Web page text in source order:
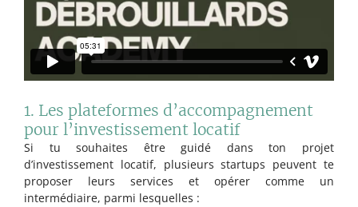
1. Les plateformes d’accompagnement
pour l’investissement locatif
Si tu souhaites être guidé dans ton projet
d’investissement locatif, plusieurs startups peuvent te
proposer leurs services et opérer comme un
intermédiaire, parmi lesquelles :